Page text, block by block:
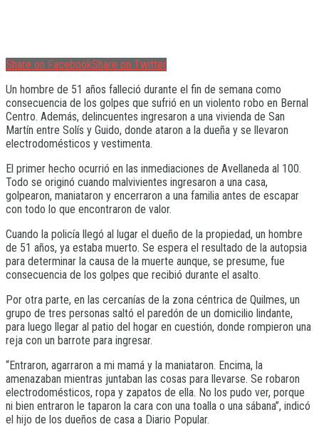
Share on FacebookShare on Twitter
Un hombre de 51 años falleció durante el fin de semana como
consecuencia de los golpes que sufrió en un violento robo en Bernal
Centro. Además, delincuentes ingresaron a una vivienda de San
Martín entre Solís y Guido, donde ataron a la dueña y se llevaron
electrodomésticos y vestimenta.
El primer hecho ocurrió en las inmediaciones de Avellaneda al 100.
Todo se originó cuando malvivientes ingresaron a una casa,
golpearon, maniataron y encerraron a una familia antes de escapar
con todo lo que encontraron de valor.
Cuando la policía llegó al lugar el dueño de la propiedad, un hombre
de 51 años, ya estaba muerto. Se espera el resultado de la autopsia
para determinar la causa de la muerte aunque, se presume, fue
consecuencia de los golpes que recibió durante el asalto.
Por otra parte, en las cercanías de la zona céntrica de Quilmes, un
grupo de tres personas saltó el paredón de un domicilio lindante,
para luego llegar al patio del hogar en cuestión, donde rompieron una
reja con un barrote para ingresar.
“Entraron, agarraron a mi mamá y la maniataron. Encima, la
amenazaban mientras juntaban las cosas para llevarse. Se robaron
electrodomésticos, ropa y zapatos de ella. No los pudo ver, porque
ni bien entraron le taparon la cara con una toalla o una sábana”, indicó
el hijo de los dueños de casa a Diario Popular.